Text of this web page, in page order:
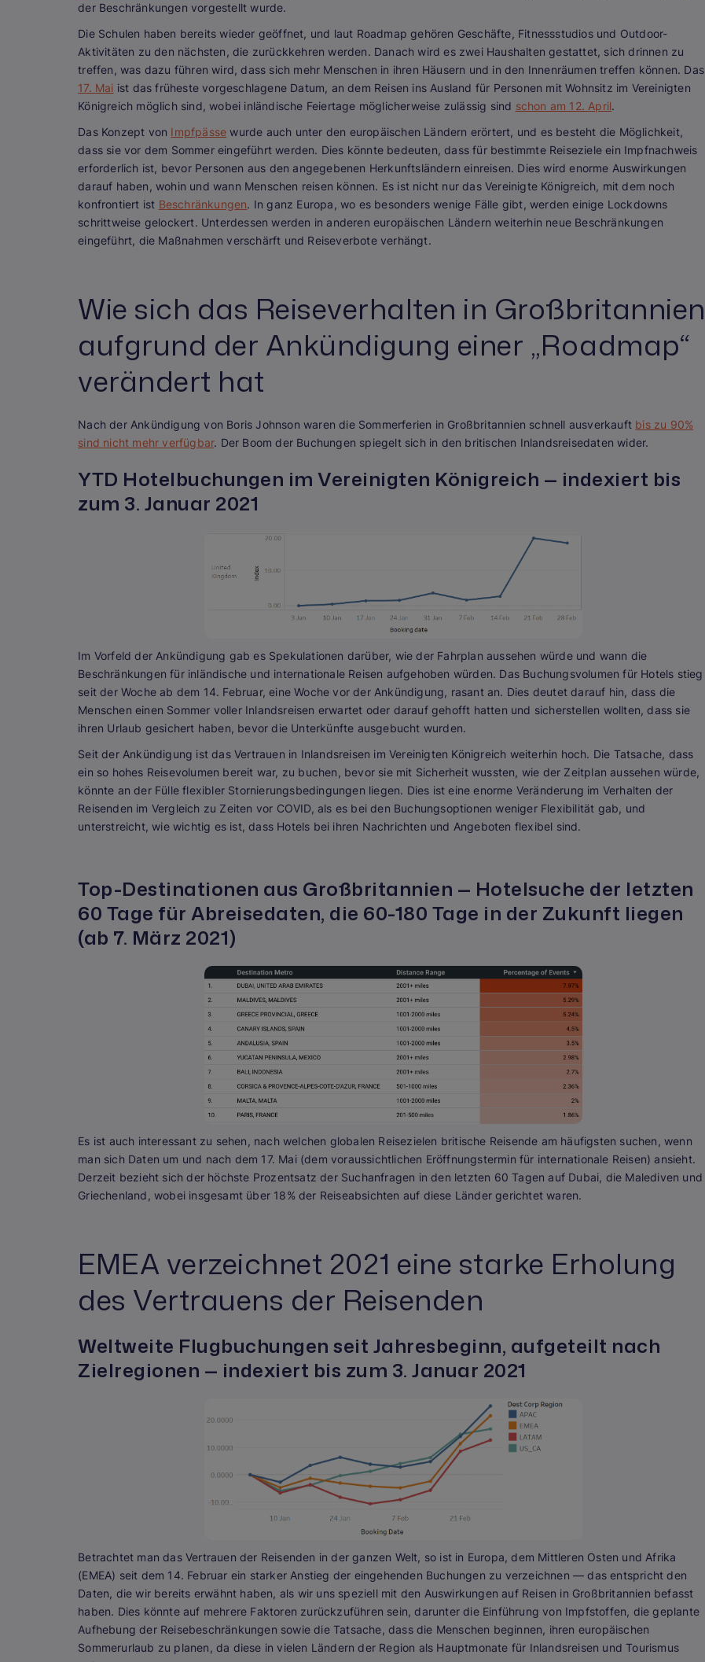
der Beschränkungen vorgestellt wurde.
Die Schulen haben bereits wieder geöffnet, und laut Roadmap gehören Geschäfte, Fitnessstudios und Outdoor-
Aktivitäten zu den nächsten, die zurückkehren werden. Danach wird es zwei Haushalten gestattet, sich drinnen zu
treffen, was dazu führen wird, dass sich mehr Menschen in ihren Häusern und in den Innenräumen treffen können. Das
17. Mai ist das früheste vorgeschlagene Datum, an dem Reisen ins Ausland für Personen mit Wohnsitz im Vereinigten
Königreich möglich sind, wobei inländische Feiertage möglicherweise zulässig sind schon am 12. April.
Das Konzept von Impfpässe wurde auch unter den europäischen Ländern erörtert, und es besteht die Möglichkeit,
dass sie vor dem Sommer eingeführt werden. Dies könnte bedeuten, dass für bestimmte Reiseziele ein Impfnachweis
erforderlich ist, bevor Personen aus den angegebenen Herkunftsländern einreisen. Dies wird enorme Auswirkungen
darauf haben, wohin und wann Menschen reisen können. Es ist nicht nur das Vereinigte Königreich, mit dem noch
konfrontiert ist Beschränkungen. In ganz Europa, wo es besonders wenige Fälle gibt, werden einige Lockdowns
schrittweise gelockert. Unterdessen werden in anderen europäischen Ländern weiterhin neue Beschränkungen
eingeführt, die Maßnahmen verschärft und Reiseverbote verhängt.
Wie sich das Reiseverhalten in Großbritannien
aufgrund der Ankündigung einer „Roadmap“
verändert hat
Nach der Ankündigung von Boris Johnson waren die Sommerferien in Großbritannien schnell ausverkauft bis zu 90%
sind nicht mehr verfügbar. Der Boom der Buchungen spiegelt sich in den britischen Inlandsreisedaten wider.
YTD Hotelbuchungen im Vereinigten Königreich — indexiert bis
zum 3. Januar 2021
Im Vorfeld der Ankündigung gab es Spekulationen darüber, wie der Fahrplan aussehen würde und wann die
Beschränkungen für inländische und internationale Reisen aufgehoben würden. Das Buchungsvolumen für Hotels stieg
seit der Woche ab dem 14. Februar, eine Woche vor der Ankündigung, rasant an. Dies deutet darauf hin, dass die
Menschen einen Sommer voller Inlandsreisen erwartet oder darauf gehofft hatten und sicherstellen wollten, dass sie
ihren Urlaub gesichert haben, bevor die Unterkünfte ausgebucht wurden.
Seit der Ankündigung ist das Vertrauen in Inlandsreisen im Vereinigten Königreich weiterhin hoch. Die Tatsache, dass
ein so hohes Reisevolumen bereit war, zu buchen, bevor sie mit Sicherheit wussten, wie der Zeitplan aussehen würde,
könnte an der Fülle flexibler Stornierungsbedingungen liegen. Dies ist eine enorme Veränderung im Verhalten der
Reisenden im Vergleich zu Zeiten vor COVID, als es bei den Buchungsoptionen weniger Flexibilität gab, und
unterstreicht, wie wichtig es ist, dass Hotels bei ihren Nachrichten und Angeboten flexibel sind.
Top-Destinationen aus Großbritannien — Hotelsuche der letzten
60 Tage für Abreisedaten, die 60-180 Tage in der Zukunft liegen
(ab 7. März 2021)
Es ist auch interessant zu sehen, nach welchen globalen Reisezielen britische Reisende am häufigsten suchen, wenn
man sich Daten um und nach dem 17. Mai (dem voraussichtlichen Eröffnungstermin für internationale Reisen) ansieht.
Derzeit bezieht sich der höchste Prozentsatz der Suchanfragen in den letzten 60 Tagen auf Dubai, die Malediven und
Griechenland, wobei insgesamt über 18% der Reiseabsichten auf diese Länder gerichtet waren.
EMEA verzeichnet 2021 eine starke Erholung
des Vertrauens der Reisenden
Weltweite Flugbuchungen seit Jahresbeginn, aufgeteilt nach
Zielregionen — indexiert bis zum 3. Januar 2021
Betrachtet man das Vertrauen der Reisenden in der ganzen Welt, so ist in Europa, dem Mittleren Osten und Afrika
(EMEA) seit dem 14. Februar ein starker Anstieg der eingehenden Buchungen zu verzeichnen — das entspricht den
Daten, die wir bereits erwähnt haben, als wir uns speziell mit den Auswirkungen auf Reisen in Großbritannien befasst
haben. Dies könnte auf mehrere Faktoren zurückzuführen sein, darunter die Einführung von Impfstoffen, die geplante
Aufhebung der Reisebeschränkungen sowie die Tatsache, dass die Menschen beginnen, ihren europäischen
Sommerurlaub zu planen, da diese in vielen Ländern der Region als Hauptmonate für Inlandsreisen und Tourismus